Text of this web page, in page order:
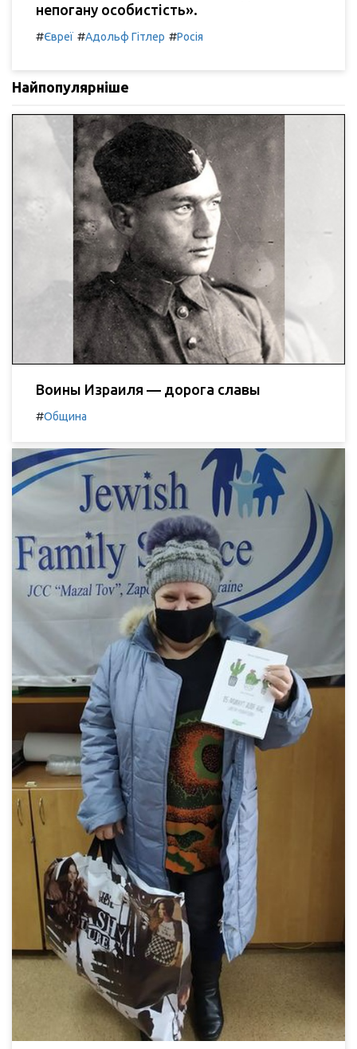
непогану особистість».
#Євреї #Адольф Гітлер #Росія
Найпопулярніше
Воины Израиля — дорога славы
#Община